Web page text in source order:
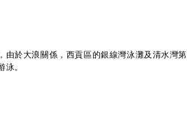
於大浪關係，西貢區的銀線灣泳灘及清水灣第
。